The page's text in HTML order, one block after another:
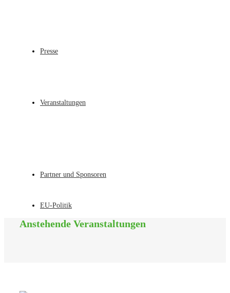
Presse
Veranstaltungen
Partner und Sponsoren
EU-Politik
Anstehende Veranstaltungen